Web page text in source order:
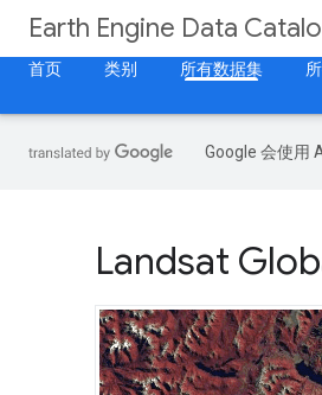
Earth Engine Data
首页
类别 所有数据集
Google 会使用
Landsat